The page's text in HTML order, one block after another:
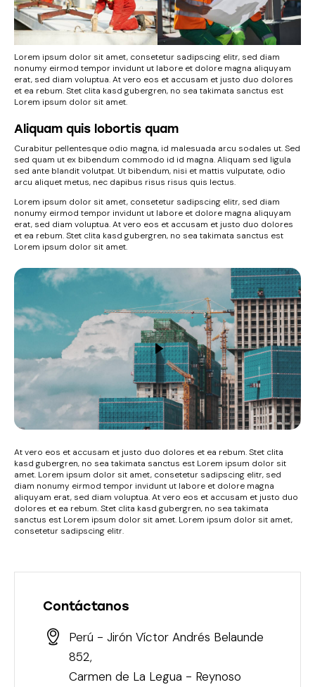
Lorem ipsum dolor sit amet, consetetur sadipscing elitr, sed diam
nonumy eirmod tempor invidunt ut labore et dolore magna aliquyam
erat, sed diam voluptua. At vero eos et accusam et justo duo dolores
et ea rebum. Stet clita kasd gubergren, no sea takimata sanctus est
Lorem ipsum dolor sit amet.
Aliquam quis lobortis quam
Curabitur pellentesque odio magna, id malesuada arcu sodales ut. Sed
sed quam ut ex bibendum commodo id id magna. Aliquam sed ligula
sed ante blandit volutpat. Ut bibendum, nisi et mattis vulputate, odio
arcu aliquet metus, nec dapibus risus risus quis lectus.
Lorem ipsum dolor sit amet, consetetur sadipscing elitr, sed diam
nonumy eirmod tempor invidunt ut labore et dolore magna aliquyam
erat, sed diam voluptua. At vero eos et accusam et justo duo dolores
et ea rebum. Stet clita kasd gubergren, no sea takimata sanctus est
Lorem ipsum dolor sit amet.
At vero eos et accusam et justo duo dolores et ea rebum. Stet clita
kasd gubergren, no sea takimata sanctus est Lorem ipsum dolor sit
amet. Lorem ipsum dolor sit amet, consetetur sadipscing elitr, sed
diam nonumy eirmod tempor invidunt ut labore et dolore magna
aliquyam erat, sed diam voluptua. At vero eos et accusam et justo duo
dolores et ea rebum. Stet clita kasd gubergren, no sea takimata
sanctus est Lorem ipsum dolor sit amet. Lorem ipsum dolor sit amet,
consetetur sadipscing elitr.
Contáctanos
Perú - Jirón Víctor Andrés Belaunde
852,
Carmen de La Legua - Reynoso